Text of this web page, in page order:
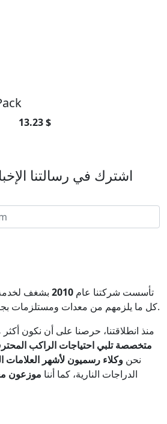
13.23 $
اشترك في رسالتنا
تأسست شركتنا عام 2010 بشغف لخدمة
كل ما يلزمهم من معدات ومستلزمات بجودة عالية وتجربة موثوقة.
منذ انطلاقتنا، حرصنا على أن نكون
متخصصة تلبي احتياجات الراكب
نحن وكلاء رسميون لأشهر العلامات
الدراجات النارية، كما أننا موزعون